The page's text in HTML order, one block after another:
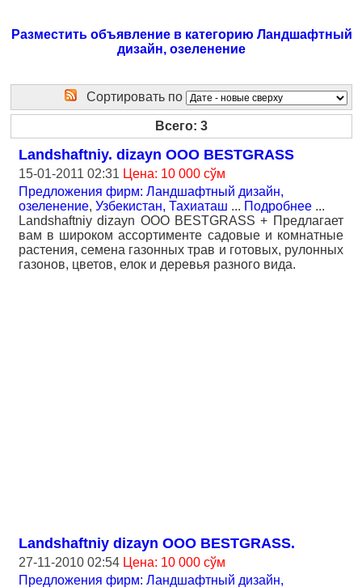
Разместить объявление в категорию Ландшафтный
дизайн, озеленение
Сортировать по
Всего: 3
Landshaftniy. dizayn OOO BESTGRASS
15-01-2011 02:31 Цена: 10 000 сўм
Предложения фирм: Ландшафтный дизайн,
озеленение, Узбекистан, Тахиаташ ... Подробнее ...
Landshaftniy dizayn OOO BESTGRASS + Предлагает
вам в широком ассортименте садовые и комнатные
растения, семена газонных трав и готовых, рулонных
газонов, цветов, елок и деревья разного вида.
Landshaftniy dizayn OOO BESTGRASS.
27-11-2010 02:54 Цена: 10 000 сўм
Предложения фирм: Ландшафтный дизайн,